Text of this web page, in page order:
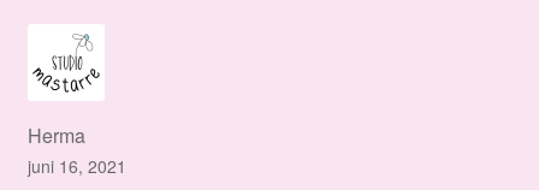
Herma
juni 16, 2021